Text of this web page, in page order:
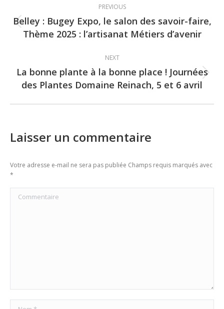
navigation
PREVIOUS
Previous
post:
Belley : Bugey Expo, le salon des savoir-faire,
Thème 2025 : l’artisanat Métiers d’avenir
NEXT
Next
post:
La bonne plante à la bonne place ! Journées
des Plantes Domaine Reinach, 5 et 6 avril
Laisser un commentaire
Votre adresse e-mail ne sera pas publiée Champs requis marqués avec
*
Commentaire
Nom *